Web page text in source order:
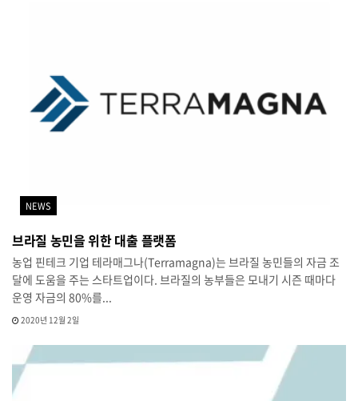
NEWS
브라질 농민을 위한 대출 플랫폼
농업 핀테크 기업 테라매그나(Terramagna)는 브라질 농민들의 자금 조
달에 도움을 주는 스타트업이다. 브라질의 농부들은 모내기 시즌 때마다
운영 자금의 80%를...
2020년 12월 2일